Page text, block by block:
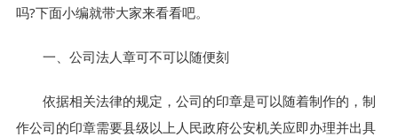
吗?下面小编就带大家来看看吧。
一、公司法人章可不可以随便刻
依据相关法律的规定，公司的印章是可以随着制作的，制
作公司的印章需要县级以上人民政府公安机关应即办理并出具